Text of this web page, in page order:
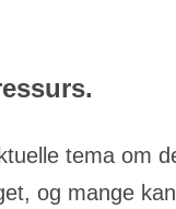
tema om
og mange